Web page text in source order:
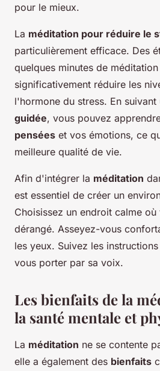
pour le mieux.
La méditation pour réduire le
particulièrement efficace. Des
quelques minutes de
significativement réduire les
l'hormone du stress. En suivant
guidée, vous pouvez
pensées et vos émotions, ce
meilleure qualité de vie.
Afin d'intégrer la méditation
est essentiel de créer un
Choisissez un endroit calme
dérangé. Asseyez-vous
les yeux. Suivez les
vous porter par sa voix.
Les bienfaits de la
la santé mentale et
La méditation ne se contente
elle a également des bienfaits